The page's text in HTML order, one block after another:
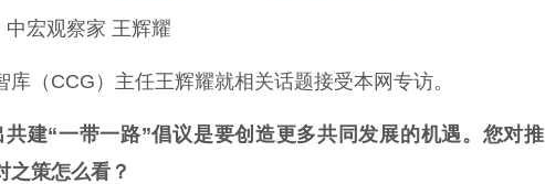
中宏观察家 王辉耀
CCG）主任王辉耀就相关话题接受本网专访。
建“一带一路”倡议是要创造更多共同发展的机遇。您对推
之策怎么看？